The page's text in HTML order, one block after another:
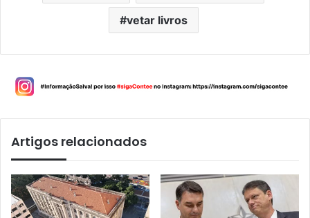
vetar livros
Artigos relacionados